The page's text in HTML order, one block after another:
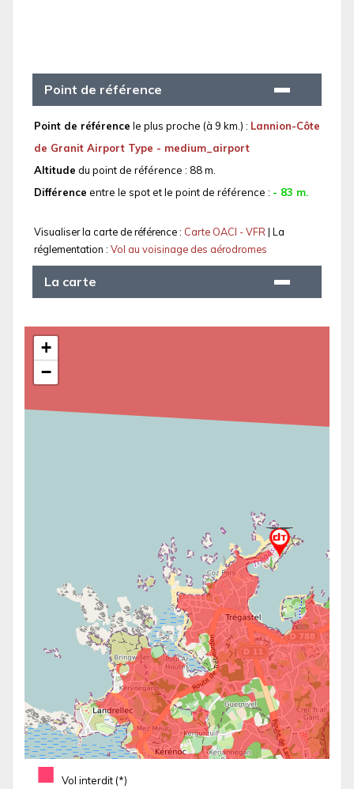
Point de référence
Point de référence le plus proche (à 9 km.) : Lannion-Côte
de Granit Airport Type - medium_airport
Altitude du point de référence : 88 m.
Différence entre le spot et le point de référence : - 83 m.
Visualiser la carte de référence : Carte OACI - VFR| La
réglementation : Vol au voisinage des aérodromes
La carte
■ Vol interdit (*)